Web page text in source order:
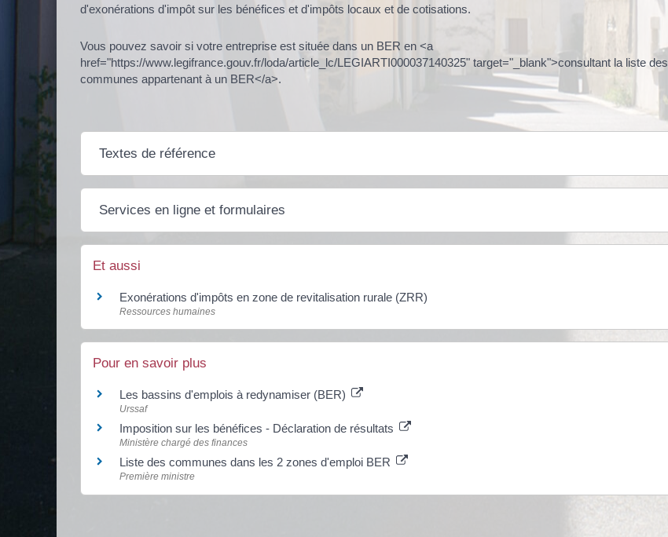
d'exonérations d'impôt sur les bénéfices et d'impôts locaux et de cotisations.
Vous pouvez savoir si votre entreprise est située dans un BER en <a
href="https://www.legifrance.gouv.fr/loda/article_lc/LEGIARTI000037140325" target="_blank">consultant la liste des
communes appartenant à un BER</a>.
Textes de référence
Services en ligne et formulaires
Et aussi
Exonérations d'impôts en zone de revitalisation rurale (ZRR)
Ressources humaines
Pour en savoir plus
Les bassins d'emplois à redynamiser (BER)
Urssaf
Imposition sur les bénéfices - Déclaration de résultats
Ministère chargé des finances
Liste des communes dans les 2 zones d'emploi BER
Première ministre